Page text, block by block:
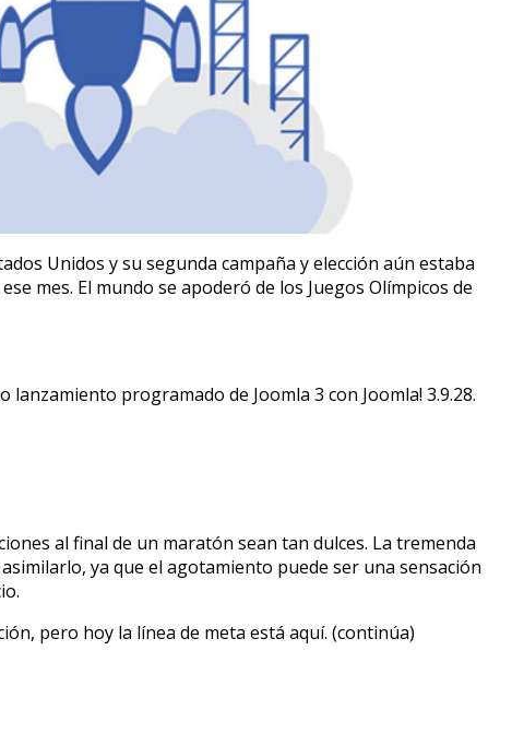
Unidos y su segunda campaña y elección aún estaba
mes. El mundo se apoderó de los Juegos Olímpicos de
programado de Joomla 3 con Joomla! 3.9.28.
al final de un maratón sean tan dulces. La tremenda
ya que el agotamiento puede ser una sensación
pero hoy la línea de meta está aquí. (continúa)